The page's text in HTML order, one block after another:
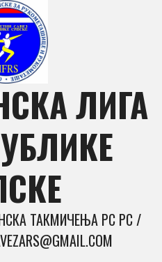
ЛИГА
ТАКМИЧЕЊА РС РС /